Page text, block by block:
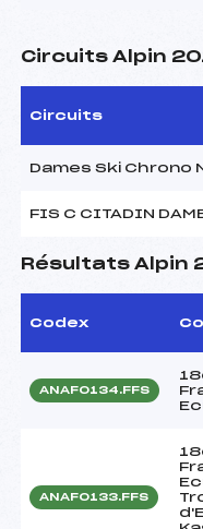
Circuits Alpin
Circuits
Dames Ski Chrono
FIS C CITADIN
Résultats Alpin
Codex
ANAF0134.FFS
ANAF0133.FFS